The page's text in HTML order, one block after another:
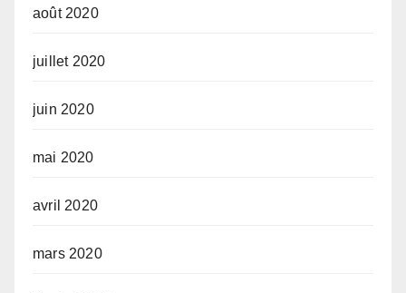
août 2020
juillet 2020
juin 2020
mai 2020
avril 2020
mars 2020